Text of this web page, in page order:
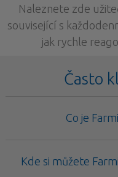
Naleznete zde
související s
jak rychle
Často
Co je
Kde si můžete